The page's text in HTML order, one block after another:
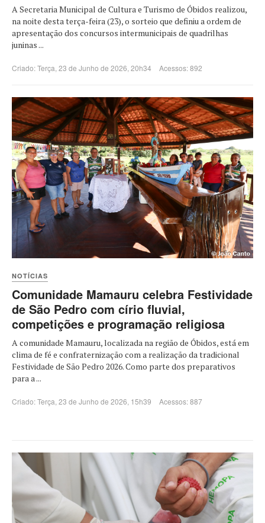
A Secretaria Municipal de Cultura e Turismo de Óbidos realizou,
na noite desta terça-feira (23), o sorteio que definiu a ordem de
apresentação dos concursos intermunicipais de quadrilhas
juninas ...
Criado: Terça, 23 de Junho de 2026, 20h34 Acessos: 892
NOTÍCIAS
Comunidade Mamauru celebra Festividade
de São Pedro com círio fluvial,
competições e programação religiosa
A comunidade Mamauru, localizada na região de Óbidos, está em
clima de fé e confraternização com a realização da tradicional
Festividade de São Pedro 2026. Como parte dos preparativos
para a ...
Criado: Terça, 23 de Junho de 2026, 15h39 Acessos: 887